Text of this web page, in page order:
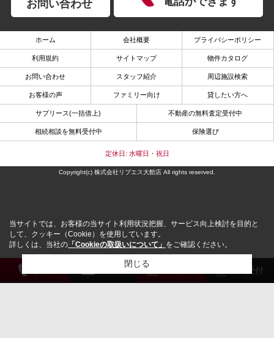
解約受付
お問い合わせ
ホーム 会社概要 プライバシーポリシー
利用規約 サイトマップ 物件カタログ
お問い合わせ スタッフ紹介 周辺施設検索
お客様の声 ファミリー向け 貸したい方へ
サブリース(一括借上) 不動産の無料査定受付中
相続相談を無料受付中 保険選び
定休日: 水曜日・祝日
Copyright(c) 株式会社リブエス大館店 All rights reserved.
当サイトでは、お客様の当サイト利用状況把握、サービス向上検討を目的と
して、クッキー（Cookie）を使用しています。
詳しくは、当社の 「Cookieの取扱いについて」 をご確認ください。
閉じる